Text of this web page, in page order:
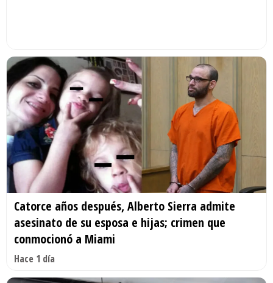
Catorce años después, Alberto Sierra admite
asesinato de su esposa e hijas; crimen que
conmocionó a Miami
Hace 1 día